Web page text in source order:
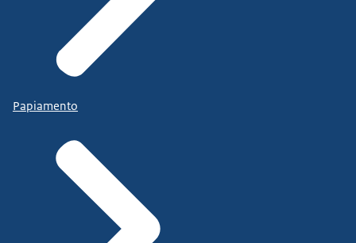
Papiamento